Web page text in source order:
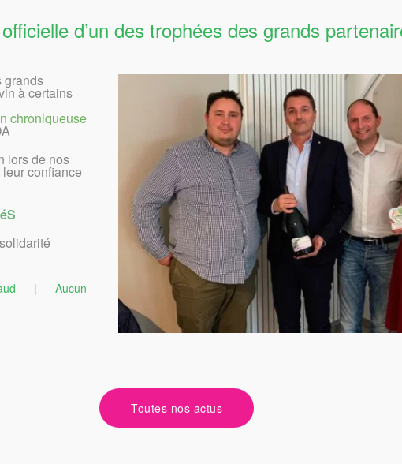
d’un des trophées des grands
grands
à certains
chroniqueuse
lors de nos
confiance
|Aucun
Toutes nos actus